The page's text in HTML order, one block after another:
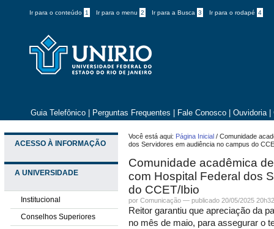
Ir para o conteúdo 1 Ir para o menu 2 Ir para a Busca 3 Ir para o rodapé 4
Guia Telefônico Perguntas Frequentes Fale Conosco Ouvidoria
ACESSO À INFORMAÇÃO
A UNIVERSIDADE
Institucional
Conselhos Superiores
Você está aqui: Página Inicial /Comunidade
dos Servidores em audiência no campus do
Comunidade acadêmica
com Hospital Federal dos
do CCET/Ibio
porComunicação —publicado 20/05/2025
Reitor garantiu que apreciação da
no mês de maio, para assegurar o